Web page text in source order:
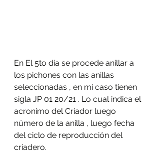
En El 5to día se procede anillar a
los pichones con las anillas
seleccionadas , en mi caso tienen
sigla JP 01 20/21 . Lo cual indica el
acronimo del Criador luego
número de la anilla , luego fecha
del ciclo de reproducción del
criadero.